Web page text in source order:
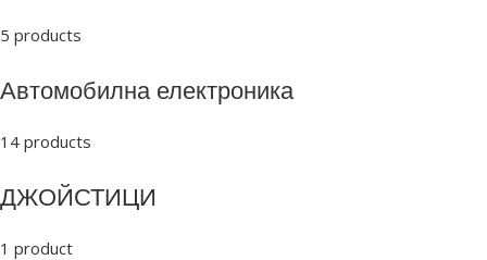
5 products
Автомобилна електроника
14 products
ДЖОЙСТИЦИ
1 product